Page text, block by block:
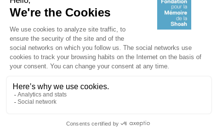
Mémoires vives
Useful links
Shoah Memorial
The Milles camp
Akadem
mahJ